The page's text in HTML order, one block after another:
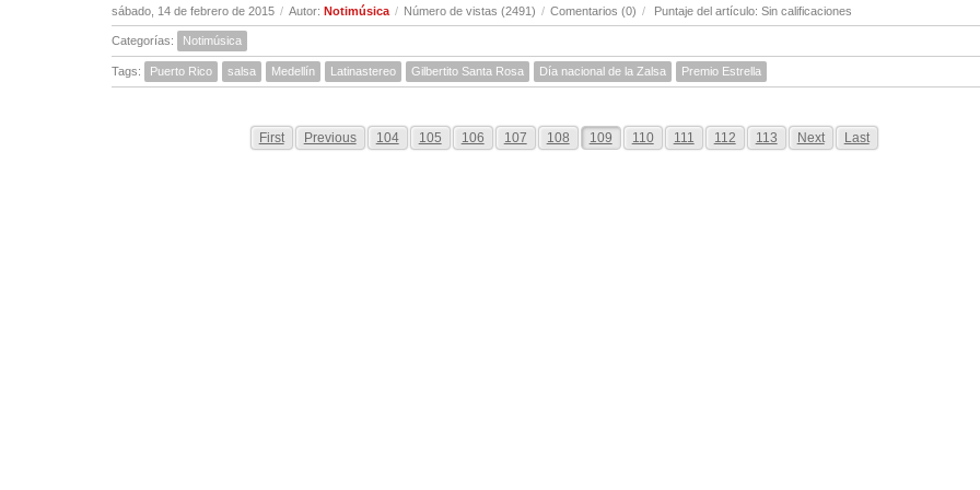
sábado, 14 de febrero de 2015 / Autor: Notimúsica / Número de vistas (2491) / Comentarios (0) / Puntaje del artículo: Sin calificaciones
Categorías: Notimúsica
Tags: Puerto Rico salsa Medellín Latinastereo Gilbertito Santa Rosa Día nacional de la Zalsa Premio Estrella
First Previous 104 105 106 107 108 109 110 111 112 113 Next Last